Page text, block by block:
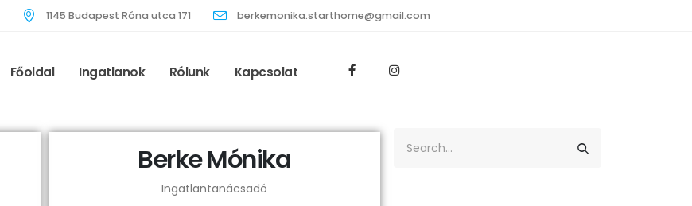
1145 Budapest Róna utca 171 berkemonika.starthome@gmail.com
Főoldal Ingatlanok Rólunk Kapcsolat
Berke Mónika
Ingatlantanácsadó